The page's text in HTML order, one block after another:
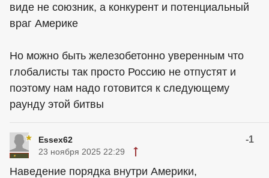
виде не союзник, а конкурент и потенциальный
враг Америке
Но можно быть железобетонно уверенным что
глобалисты так просто Россию не отпустят и
поэтому нам надо готовится к следующему
раунду этой битвы
Essex62 -1
23 ноября 2025 22:29
Наведение порядка внутри Америки,